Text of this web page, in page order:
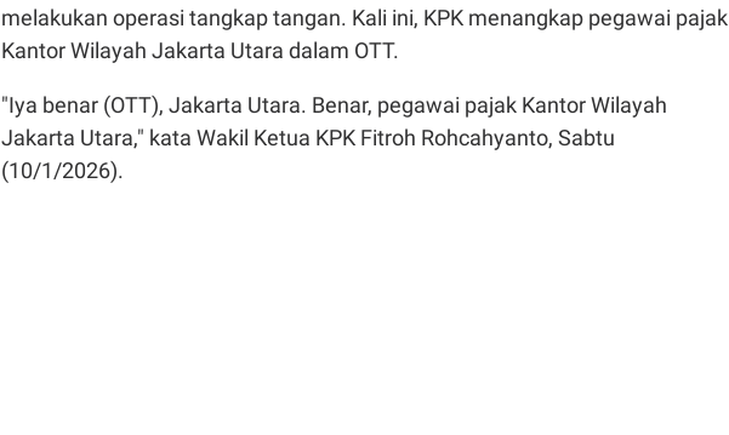
melakukan operasi tangkap tangan. Kali ini, KPK menangkap pegawai pajak
Kantor Wilayah Jakarta Utara dalam OTT.
"Iya benar (OTT), Jakarta Utara. Benar, pegawai pajak Kantor Wilayah
Jakarta Utara," kata Wakil Ketua KPK Fitroh Rohcahyanto, Sabtu
(10/1/2026).